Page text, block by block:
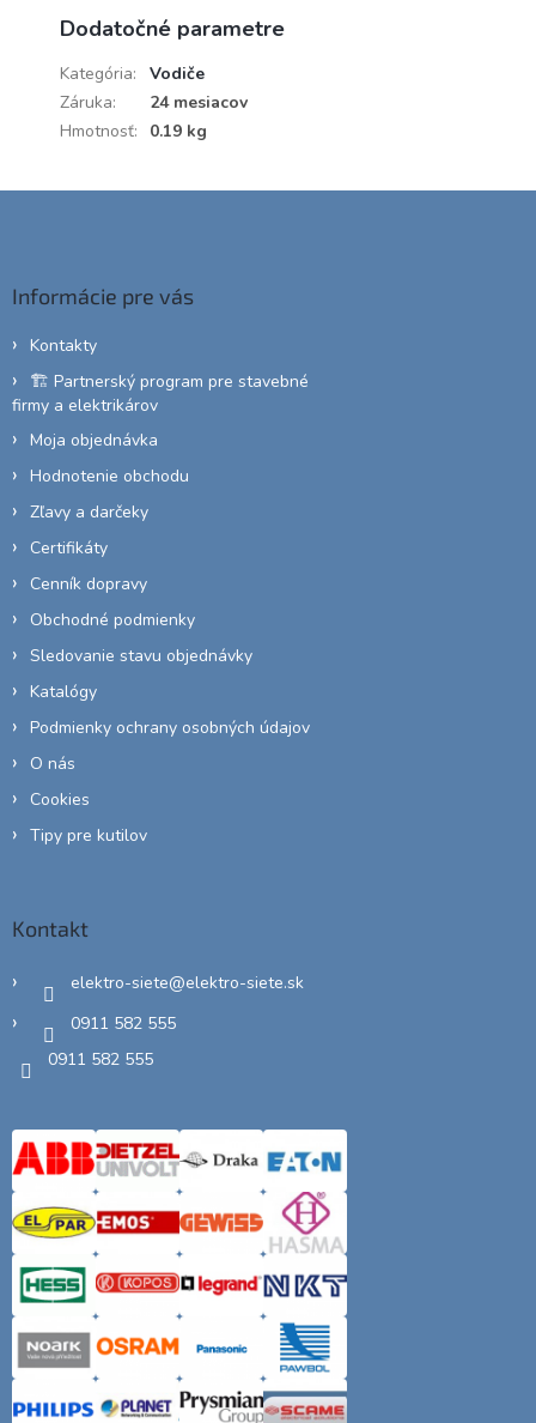
Dodatočné parametre
Kategória:
Vodiče
Záruka:
24 mesiacov
Hmotnosť: 0.19 kg
Informácie pre vás
Kontakty
🏗️ Partnerský program pre stavebné
firmy a elektrikárov
Moja objednávka
Hodnotenie obchodu
Zľavy a darčeky
Certifikáty
Cenník dopravy
Obchodné podmienky
Sledovanie stavu objednávky
Katalógy
Podmienky ochrany osobných údajov
O nás
Cookies
Tipy pre kutilov
Kontakt
elektro-siete@elektro-siete.sk
0911 582 555
0911 582 555